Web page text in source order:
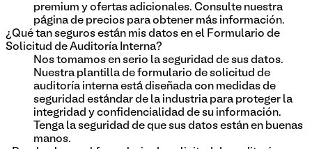
premium y ofertas adicionales. Consulte nuestra
página de precios para obtener más información.
¿Qué tan seguros están mis datos en el Formulario de
Solicitud de Auditoría Interna?
Nos tomamos en serio la seguridad de sus datos.
Nuestra plantilla de formulario de solicitud de
auditoría interna está diseñada con medidas de
seguridad estándar de la industria para proteger la
integridad y confidencialidad de su información.
Tenga la seguridad de que sus datos están en buenas
manos.